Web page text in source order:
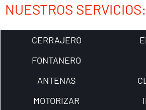
NUESTROS SERVICIOS:
CERRAJERO
FONTANERO
ANTENAS
MOTORIZAR